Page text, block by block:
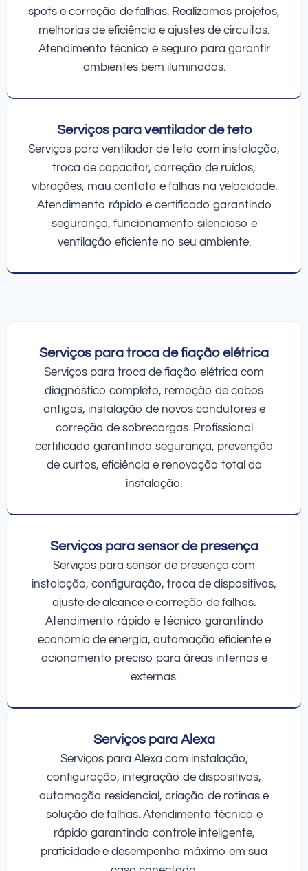
spots e correção de falhas. Realizamos projetos,
melhorias de eficiência e ajustes de circuitos.
Atendimento técnico e seguro para garantir
ambientes bem iluminados.
Serviços para ventilador de teto
Serviços para ventilador de teto com instalação,
troca de capacitor, correção de ruídos,
vibrações, mau contato e falhas na velocidade.
Atendimento rápido e certificado garantindo
segurança, funcionamento silencioso e
ventilação eficiente no seu ambiente.
Serviços para troca de fiação elétrica
Serviços para troca de fiação elétrica com
diagnóstico completo, remoção de cabos
antigos, instalação de novos condutores e
correção de sobrecargas. Profissional
certificado garantindo segurança, prevenção
de curtos, eficiência e renovação total da
instalação.
Serviços para sensor de presença
Serviços para sensor de presença com
instalação, configuração, troca de dispositivos,
ajuste de alcance e correção de falhas.
Atendimento rápido e técnico garantindo
economia de energia, automação eficiente e
acionamento preciso para áreas internas e
externas.
Serviços para Alexa
Serviços para Alexa com instalação,
configuração, integração de dispositivos,
automação residencial, criação de rotinas e
solução de falhas. Atendimento técnico e
rápido garantindo controle inteligente,
praticidade e desempenho máximo em sua